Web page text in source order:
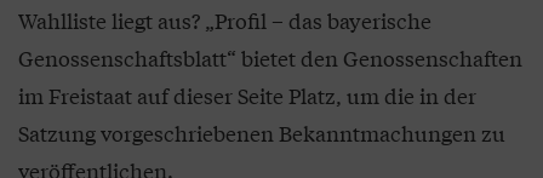
Wahlliste liegt aus? „Profil – das bayerische
Genossenschaftsblatt“ bietet den Genossenschaften
im Freistaat auf dieser Seite Platz, um die in der
Satzung vorgeschriebenen Bekanntmachungen zu
veröffentlichen.